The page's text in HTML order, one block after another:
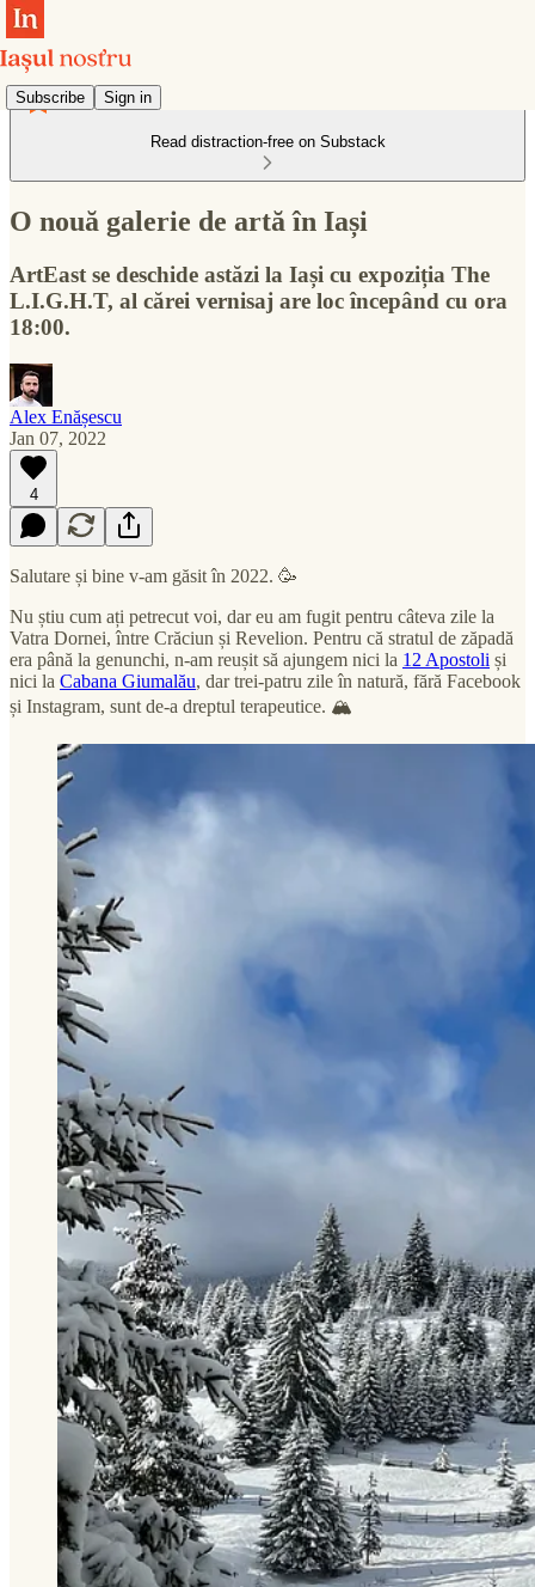
Subscribe Sign in
Read distraction-free on Substack
O nouă galerie de artă în Iași
ArtEast se deschide astăzi la Iași cu expoziția The
L.I.G.H.T, al cărei vernisaj are loc începând cu ora
18:00.
Alex Enășescu
Jan 07, 2022
4
Salutare și bine v-am găsit în 2022. 🥳
Nu știu cum ați petrecut voi, dar eu am fugit pentru câteva zile la
Vatra Dornei, între Crăciun și Revelion. Pentru că stratul de zăpadă
era până la genunchi, n-am reușit să ajungem nici la 12 Apostoli și
nici la Cabana Giumalău, dar trei-patru zile în natură, fără Facebook
și Instagram, sunt de-a dreptul terapeutice. 🏔